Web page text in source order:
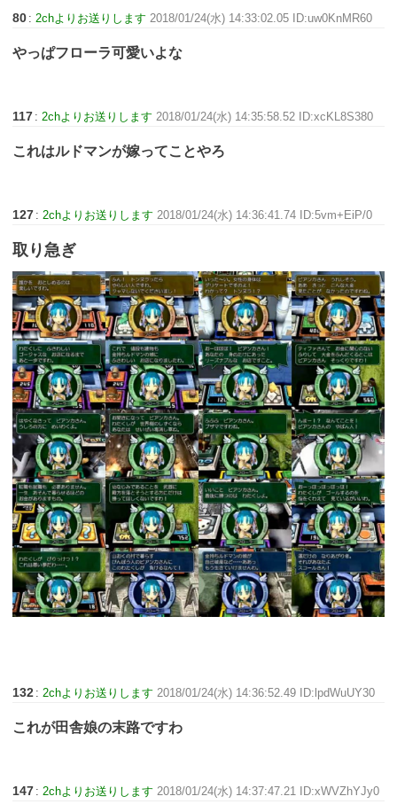
80 :2chよりお送りします 2018/01/24(水) 14:33:02.05 ID:uw0KnMR60
やっぱフローラ可愛いよな
117 :2chよりお送りします 2018/01/24(水) 14:35:58.52 ID:xcKL8S380
これはルドマンが嫁ってことやろ
127 :2chよりお送りします 2018/01/24(水) 14:36:41.74 ID:5vm+EiP/0
取り急ぎ
132 :2chよりお送りします 2018/01/24(水) 14:36:52.49 ID:lpdWuUY30
これが田舎娘の末路ですわ
147 :2chよりお送りします 2018/01/24(水) 14:37:47.21 ID:xWVZhYJy0